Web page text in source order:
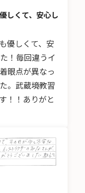
しくて、安心し
優しくて、安
！毎回違うイ
眼点が異なっ
。武蔵境教習
！！ありがと